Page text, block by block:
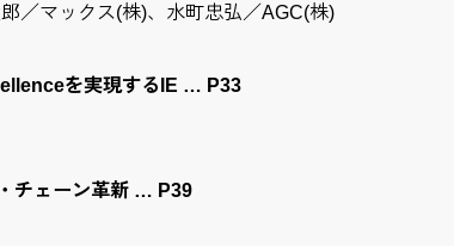
／マックス(株)、水町忠弘／AGC(株)
を実現するIE … P33
チェーン革新 … P39